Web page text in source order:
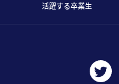
活躍する卒業生